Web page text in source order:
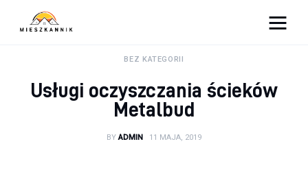
Sypialnia
BEZ KATEGORII
Usługi oczyszczania ścieków
Metalbud
BY ADMIN 11 MAJA, 2019